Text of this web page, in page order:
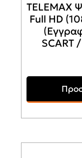
TELEMAX
Full HD
SCART